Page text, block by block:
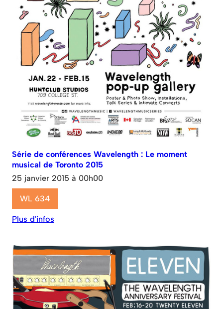
Série de conférences Wavelength : Le moment
musical de Toronto 2015
25 janvier 2015 à 00h00
WL 634
Plus d'infos